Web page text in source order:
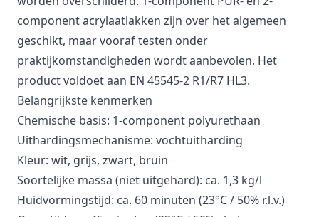
component acrylaatlakken zijn over het algemeen
geschikt, maar vooraf testen onder
praktijkomstandigheden wordt aanbevolen. Het
product voldoet aan EN 45545-2 R1/R7 HL3.
Belangrijkste kenmerken
Chemische basis: 1-component polyurethaan
Uithardingsmechanisme: vochtuitharding
Kleur: wit, grijs, zwart, bruin
Soortelijke massa (niet uitgehard): ca. 1,3 kg/l
Huidvormingstijd: ca. 60 minuten (23°C / 50% r.l.v.)